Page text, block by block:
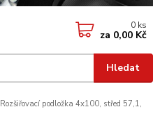
Hledat
0 ks
za 0,00 Kč
Rozšiřovací podložka 4x100, střed 57,1,